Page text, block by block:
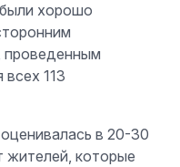
хорошо
проведенным
113
в 20-30
жителей, которые